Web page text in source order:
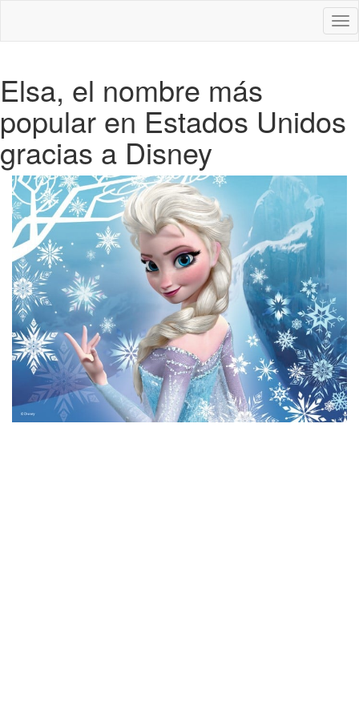
Elsa, el nombre más
popular en Estados Unidos
gracias a Disney